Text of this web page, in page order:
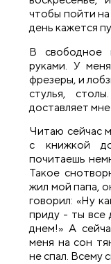
чтобы пойти
день кажется
В свободное
руками. У
фрезеры, и
стулья,
доставляет
Читаю сейчас
с книжкой
почитаешь
Такое
жил мой папа,
говорил: «Ну
приду - ты все
днем!» А
меня на сон
не спал. Всему